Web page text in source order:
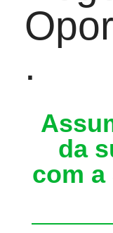
.
da
com a